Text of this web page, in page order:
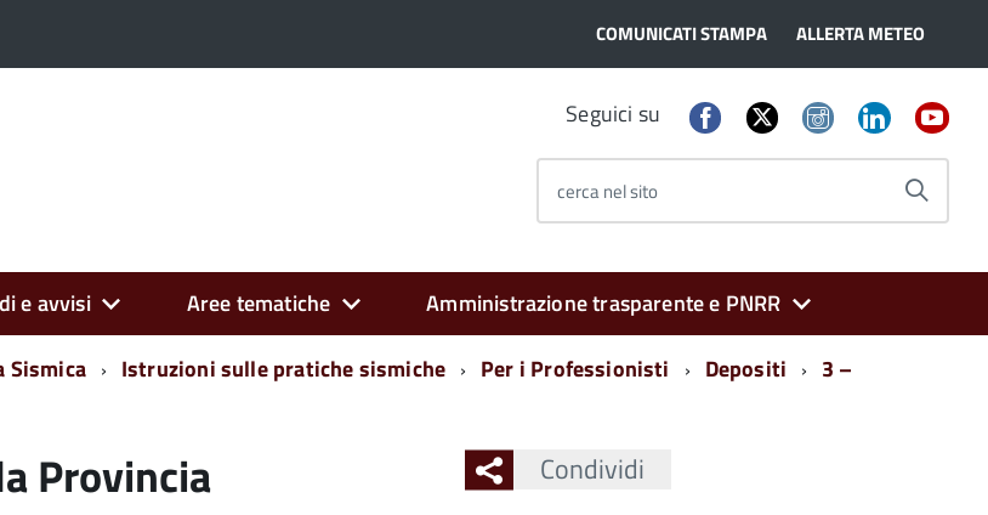
COMUNICATI STAMPA ALLERTA METEO
Seguici su
cerca nel sito
e avvisi Aree tematiche
Amministrazione trasparente e PNRR
Istruzioni sulle pratiche sismiche Per i Professionisti Depositi 3 –
Provincia Condividi